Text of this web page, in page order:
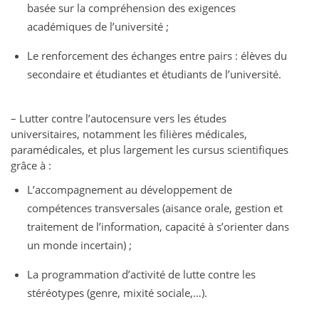
basée sur la compréhension des exigences
académiques de l’université ;
Le renforcement des échanges entre pairs : élèves du
secondaire et étudiantes et étudiants de l’université.
– Lutter contre l’autocensure vers les études
universitaires, notamment les filières médicales,
paramédicales, et plus largement les cursus scientifiques
grâce à :
L’accompagnement au développement de
compétences transversales (aisance orale, gestion et
traitement de l’information, capacité à s’orienter dans
un monde incertain) ;
La programmation d’activité de lutte contre les
stéréotypes (genre, mixité sociale,…).